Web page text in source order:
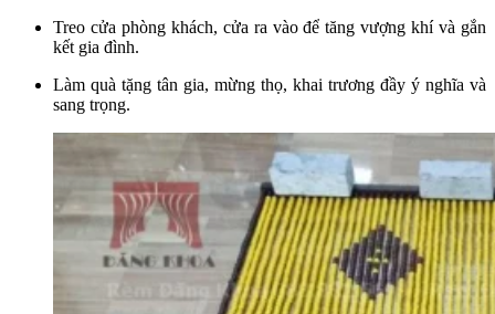
Treo cửa phòng khách, cửa ra vào để tăng vượng khí và gắn
kết gia đình.
Làm quà tặng tân gia, mừng thọ, khai trương đầy ý nghĩa và
sang trọng.